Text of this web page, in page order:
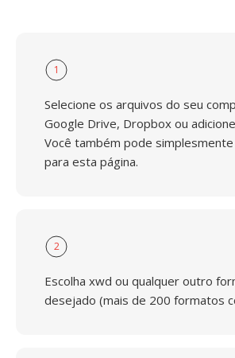
1
Selecione os arquivos do seu
Google Drive, Dropbox ou
Você também pode
para esta página.
2
Escolha xwd ou qualquer outro
desejado (mais de 200 formatos